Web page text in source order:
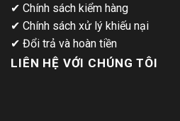
✔ Chính sách kiểm hàng
✔ Chính sách xử lý khiếu nại
✔ Đổi trả và hoàn tiền
LIÊN HỆ VỚI CHÚNG TÔI